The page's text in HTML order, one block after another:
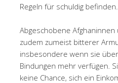
Regeln für schuldig befinden.
Abgeschobene
zudem zumeist bitterer
insbesondere wenn sie
Bindungen mehr verfügen.
keine Chance, sich ein